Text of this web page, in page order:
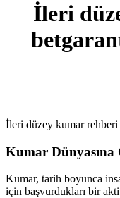
İleri
İleri düzey kumar rehberi
Kumar Dünyasına
Kumar, tarih boyunca
için başvurdukları bir